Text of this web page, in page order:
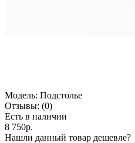
Модель: Подстолье
Отзывы: (0)
Есть в наличии
8 750р.
Нашли данный товар дешевле?